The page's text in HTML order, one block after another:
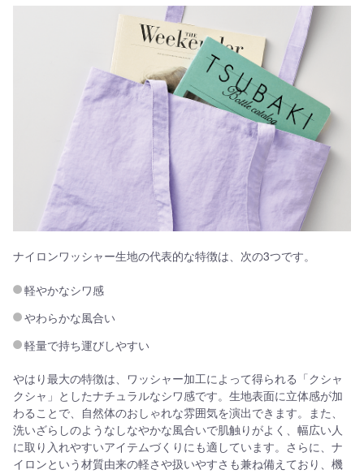
ナイロンワッシャー生地の代表的な特徴は、次の3つです。
軽やかなシワ感
やわらかな風合い
軽量で持ち運びしやすい
やはり最大の特徴は、ワッシャー加工によって得られる「クシャ
クシャ」としたナチュラルなシワ感です。生地表面に立体感が加
わることで、自然体のおしゃれな雰囲気を演出できます。また、
洗いざらしのようなしなやかな風合いで肌触りがよく、幅広い人
に取り入れやすいアイテムづくりにも適しています。さらに、ナ
イロンという材質由来の軽さや扱いやすさも兼ね備えており、機